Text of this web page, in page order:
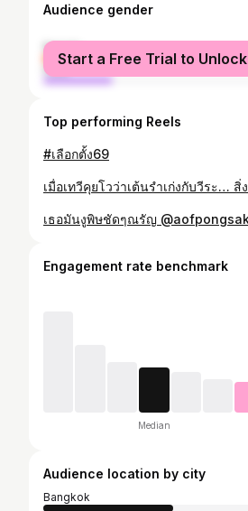
Audience gender
female
male
Start a Free Trial to Unlock
Top performing Reels
#เลือกตั้ง69
Engagement rate benchmark
Median
Audience location by city
Bangkok